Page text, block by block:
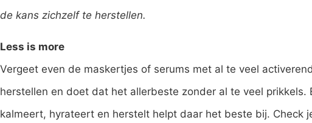
de kans zichzelf te herstellen.
Less is more
Vergeet even de maskertjes of serums met al te veel
herstellen en doet dat het allerbeste zonder al te veel prikkels.
kalmeert, hyrateert en herstelt helpt daar het beste bij. Check